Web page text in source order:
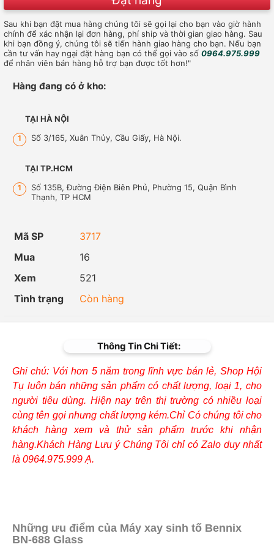
Sau khi bạn đặt mua hàng chúng tôi sẽ gọi lại cho bạn vào giờ hành
chính để xác nhận lại đơn hàng, phí ship và thời gian giao hàng. Sau
khi bạn đồng ý, chúng tôi sẽ tiến hành giao hàng cho bạn. Nếu bạn
cần tư vấn hay ngại đặt hàng bạn có thể gọi vào số 0964.975.999
để nhân viên bán hàng hỗ trợ bạn được tốt hơn!"
Hàng đang có ở kho:
TẠI HÀ NỘI
1 Số 3/165, Xuân Thủy, Cầu Giấy, Hà Nội.
TẠI TP.HCM
1
Số 135B, Đường Điện Biên Phủ, Phường 15, Quận Bình
Thạnh, TP HCM
Mã SP
3717
Mua
16
Xem
521
Tình trạng
Còn hàng
Thông Tin Chi Tiết:
Ghi chú: Với hơn 5 năm trong lĩnh vực bán lẻ, Shop Hội
Tụ luôn bán những sản phẩm có chất lượng, loại 1, cho
người tiêu dùng. Hiện nay trên thị trường có nhiều loại
cùng tên gọi nhưng chất lượng kém.Chỉ Có chúng tôi cho
khách hàng xem và thử sản phẩm trước khi nhận
hàng.Khách Hàng Lưu ý Chúng Tôi chỉ có Zalo duy nhất
là 0964.975.999 Ạ.
Những ưu điểm của Máy xay sinh tố Bennix
BN-688 Glass